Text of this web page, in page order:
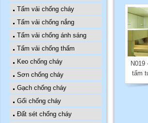
Tấm vải chống cháy
Tấm vải chống nắng
Tấm vải chống ánh sáng
Tấm vải chống thấm
Keo chống cháy
Sơn chống cháy
Gạch chống cháy
Gối chống cháy
Đất sét chống cháy
N019
tấm